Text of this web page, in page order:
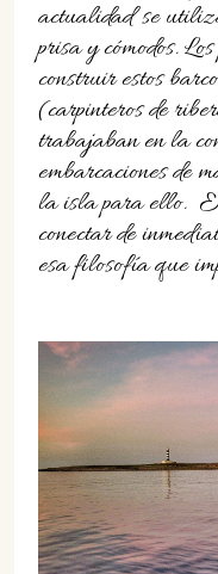
actualidad se
prisa y cómodos.
construir estos
(carpinteros de
trabajaban en la
embarcaciones de
la isla para ello.
conectar de
esa filosofía que